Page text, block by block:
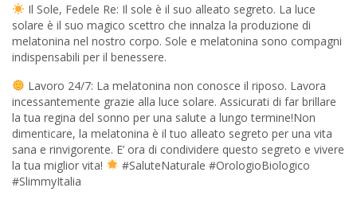
Il Sole, Fedele Re: Il sole è il suo alleato segreto. La luce
solare è il suo magico scettro che innalza la produzione di
melatonina nel nostro corpo. Sole e melatonina sono compagni
indispensabili per il benessere.
Lavoro 24/7: La melatonina non conosce il riposo. Lavora
incessantemente grazie alla luce solare. Assicurati di far brillare
la tua regina del sonno per una salute a lungo termine!Non
dimenticare, la melatonina è il tuo alleato segreto per una vita
sana e rinvigorente. E’ ora di condividere questo segreto e vivere
la tua miglior vita!
#SaluteNaturale #OrologioBiologico
#SlimmyItalia